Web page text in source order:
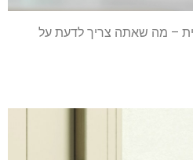
– מה שאתה צריך לדעת על